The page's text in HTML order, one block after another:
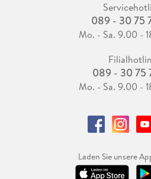
089 - 30 75
Mo. - Sa. 9.00 -
089 - 30 75
Mo. - Sa. 9.00 -
Laden Sie unsere